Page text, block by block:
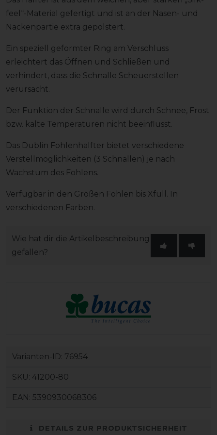
feel“-Material gefertigt und ist an der Nasen- und
Nackenpartie extra gepolstert.
Ein speziell geformter Ring am Verschluss
erleichtert das Öffnen und Schließen und
verhindert, dass die Schnalle Scheuerstellen
verursacht.
Der Funktion der Schnalle wird durch Schnee, Frost
bzw. kalte Temperaturen nicht beeinflusst.
Das Dublin Fohlenhalfter bietet verschiedene
Verstellmöglichkeiten (3 Schnallen) je nach
Wachstum des Fohlens.
Verfügbar in den Größen Fohlen bis Xfull. In
verschiedenen Farben.
Wie hat dir die Artikelbeschreibung
gefallen?
Varianten-ID: 76954
SKU: 41200-80
EAN: 5390930068306
DETAILS ZUR PRODUKTSICHERHEIT